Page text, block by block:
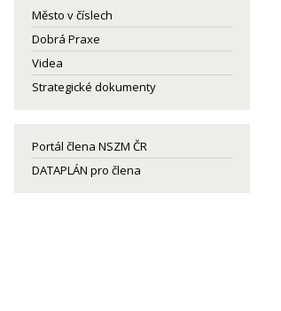
Město v číslech
Dobrá Praxe
Videa
Strategické dokumenty
Portál člena NSZM ČR
DATAPLÁN pro člena